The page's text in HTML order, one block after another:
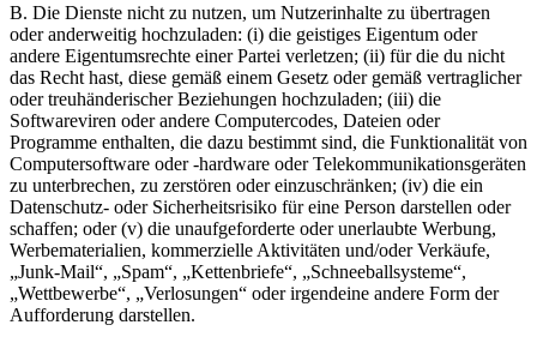
B. Die Dienste nicht zu nutzen, um Nutzerinhalte zu übertragen
oder anderweitig hochzuladen: (i) die geistiges Eigentum oder
andere Eigentumsrechte einer Partei verletzen; (ii) für die du nicht
das Recht hast, diese gemäß einem Gesetz oder gemäß vertraglicher
oder treuhänderischer Beziehungen hochzuladen; (iii) die
Softwareviren oder andere Computercodes, Dateien oder
Programme enthalten, die dazu bestimmt sind, die Funktionalität von
Computersoftware oder -hardware oder Telekommunikationsgeräten
zu unterbrechen, zu zerstören oder einzuschränken; (iv) die ein
Datenschutz- oder Sicherheitsrisiko für eine Person darstellen oder
schaffen; oder (v) die unaufgeforderte oder unerlaubte Werbung,
Werbematerialien, kommerzielle Aktivitäten und/oder Verkäufe,
„Junk-Mail“, „Spam“, „Kettenbriefe“, „Schneeballsysteme“,
„Wettbewerbe“, „Verlosungen“ oder irgendeine andere Form der
Aufforderung darstellen.